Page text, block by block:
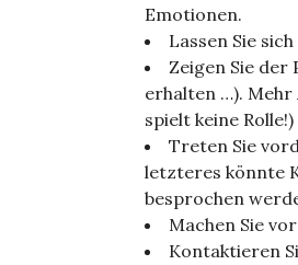
Emotionen.
Lassen Sie
Zeigen Sie der
erhalten …). Mehr
spielt keine Rolle!)
Treten Sie
letzteres könnte
besprochen
Machen Sie
Kontaktieren